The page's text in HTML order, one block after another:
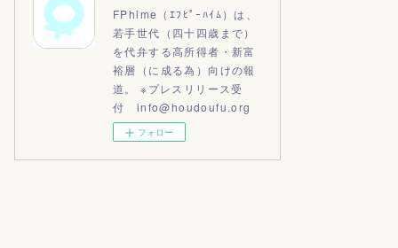
FPhime（ｴﾌﾋﾟｰﾊｲﾑ）は、
若手世代（四十四歳まで）
を代弁する高所得者・新富
裕層（に成る為）向けの報
道。 ※プレスリリース受
付 info@houdoufu.org
フォロー